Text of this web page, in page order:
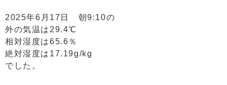
2025年6月17日 朝9:10の
外の気温は29.4℃
相対湿度は65.6％
絶対湿度は17.19g/kg
でした。